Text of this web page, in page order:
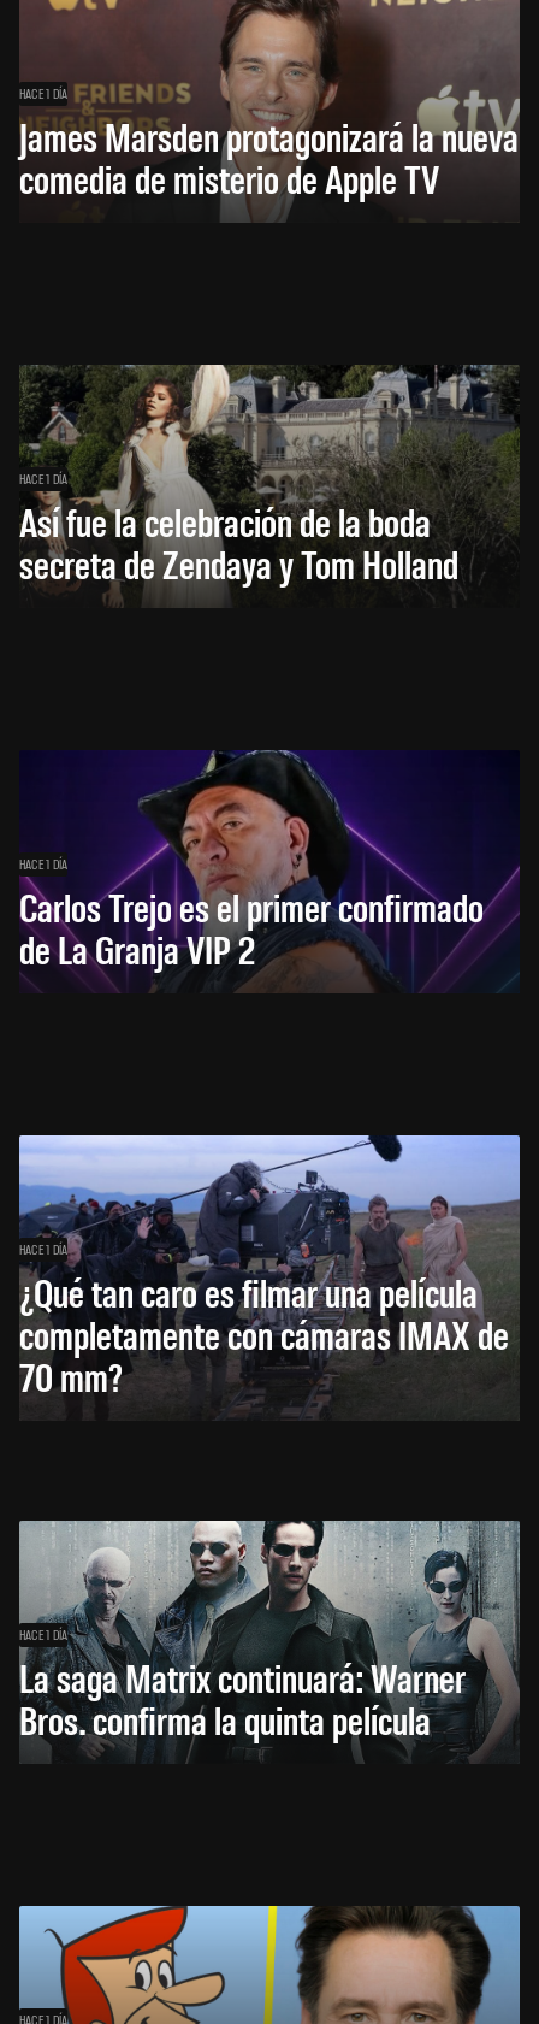
HACE 1 DÍA
James Marsden protagonizará la nueva
comedia de misterio de Apple TV
HACE 1 DÍA
Así fue la celebración de la boda
secreta de Zendaya y Tom Holland
HACE 1 DÍA
Carlos Trejo es el primer confirmado
de La Granja VIP 2
HACE 1 DÍA
¿Qué tan caro es filmar una película
completamente con cámaras IMAX de
70 mm?
HACE 1 DÍA
La saga Matrix continuará: Warner
Bros. confirma la quinta película
HACE 1 DÍA